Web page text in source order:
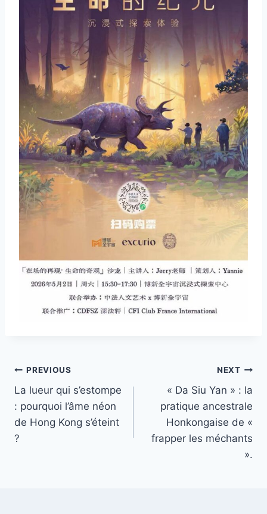
Post
navigation
PREVIOUS
La lueur qui s’estompe
: pourquoi l’âme néon
de Hong Kong s’éteint
?
NEXT
« Da Siu Yan » : la
pratique ancestrale
Honkongaise de «
frapper les méchants
».